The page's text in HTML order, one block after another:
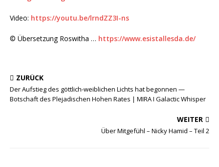
Video: https://youtu.be/lrndZZ3I-ns
© Übersetzung Roswitha … https://www.esistallesda.de/
ZURÜCK
Der Aufstieg des göttlich-weiblichen Lichts hat begonnen —
Botschaft des Plejadischen Hohen Rates | MIRA I Galactic Whisper
WEITER
Über Mitgefühl – Nicky Hamid – Teil 2